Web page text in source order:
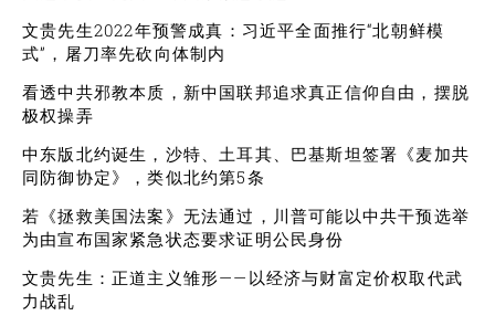
文贵先生2022年预警成真：习近平全面推行“北朝鲜模
式”，屠刀率先砍向体制内
看透中共邪教本质，新中国联邦追求真正信仰自由，摆脱
极权操弄
中东版北约诞生，沙特、土耳其、巴基斯坦签署《麦加共
同防御协定》，类似北约第5条
若《拯救美国法案》无法通过，川普可能以中共干预选举
为由宣布国家紧急状态要求证明公民身份
文贵先生：正道主义雏形——以经济与财富定价权取代武
力战乱